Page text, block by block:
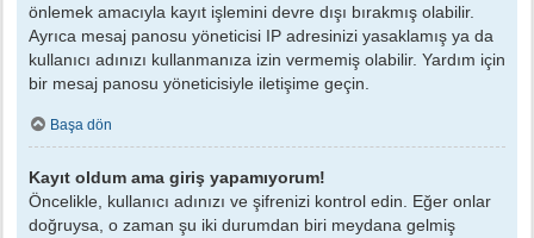
önlemek amacıyla kayıt işlemini devre dışı bırakmış olabilir.
Ayrıca mesaj panosu yöneticisi IP adresinizi yasaklamış ya da
kullanıcı adınızı kullanmanıza izin vermemiş olabilir. Yardım için
bir mesaj panosu yöneticisiyle iletişime geçin.
Başa dön
Kayıt oldum ama giriş yapamıyorum!
Öncelikle, kullanıcı adınızı ve şifrenizi kontrol edin. Eğer onlar
doğruysa, o zaman şu iki durumdan biri meydana gelmiş